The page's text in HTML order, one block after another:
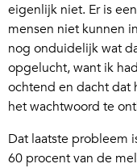
eigenlijk niet. Er is
mensen niet kunnen
nog onduidelijk wat
opgelucht, want ik
ochtend en dacht dat
het wachtwoord te
Dat laatste probleem
60 procent van de